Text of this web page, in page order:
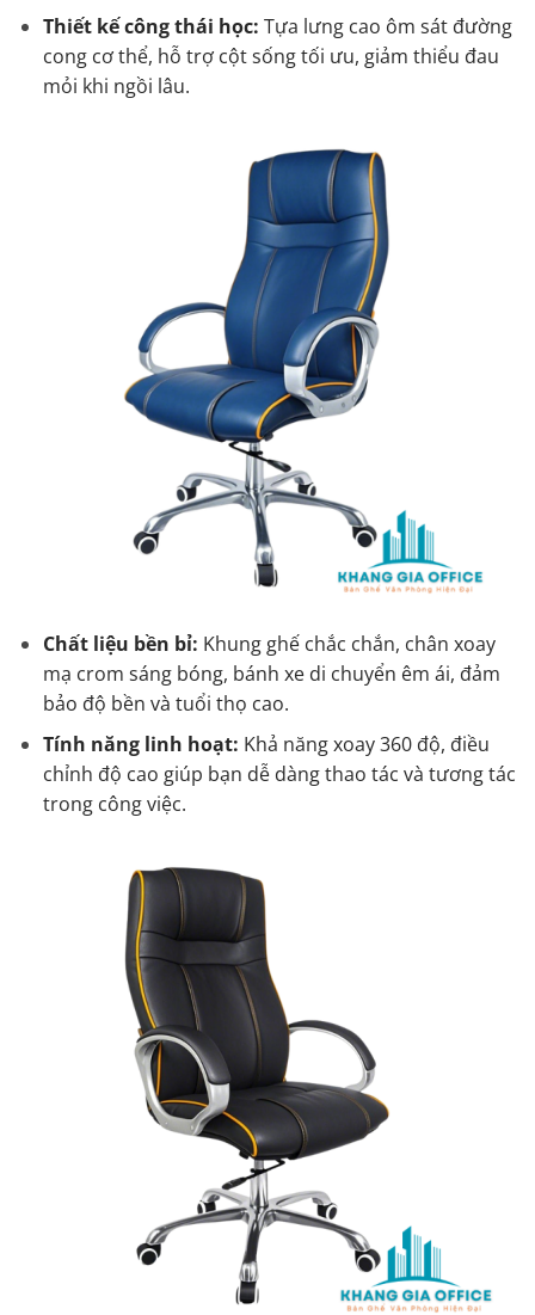
Thiết kế công thái học: Tựa lưng cao ôm sát đường
cong cơ thể, hỗ trợ cột sống tối ưu, giảm thiểu đau
mỏi khi ngồi lâu.
Chất liệu bền bỉ: Khung ghế chắc chắn, chân xoay
mạ crom sáng bóng, bánh xe di chuyển êm ái, đảm
bảo độ bền và tuổi thọ cao.
Tính năng linh hoạt: Khả năng xoay 360 độ, điều
chỉnh độ cao giúp bạn dễ dàng thao tác và tương tác
trong công việc.